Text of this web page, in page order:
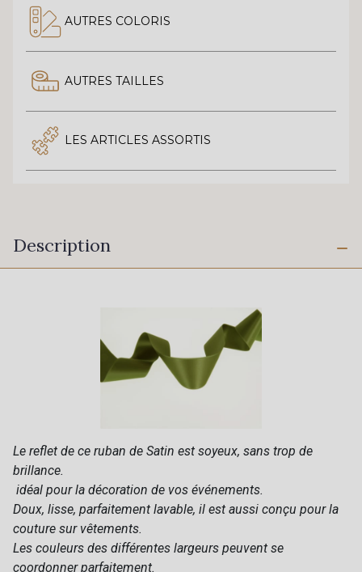
AUTRES COLORIS
AUTRES TAILLES
LES ARTICLES ASSORTIS
Description
Le reflet de ce ruban de Satin est soyeux, sans trop de
brillance.
idéal pour la décoration de vos événements.
Doux, lisse, parfaitement lavable, il est aussi conçu pour la
couture sur vêtements.
Les couleurs des différentes largeurs peuvent se
coordonner parfaitement.